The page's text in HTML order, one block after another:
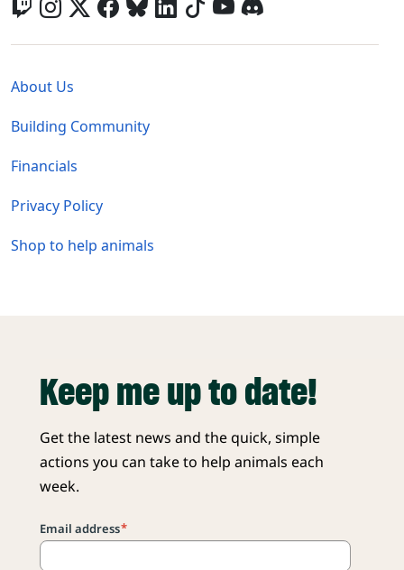
About Us
Building Community
Financials
Privacy Policy
Shop to help animals